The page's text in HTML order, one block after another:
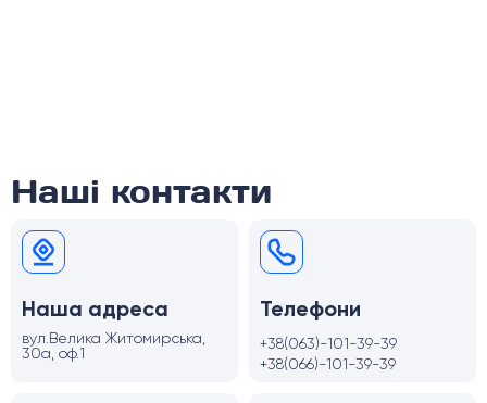
Наші контакти
Наша адреса
вул.Велика Житомирська,
30а, оф.1
Телефони
+38(063)-101-39-39
+38(066)-101-39-39